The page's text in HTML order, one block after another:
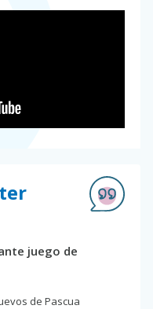
juego de
de Pascua